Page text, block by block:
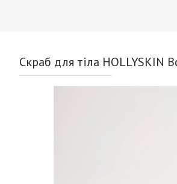
Скраб для тіла HOLLYSKIN